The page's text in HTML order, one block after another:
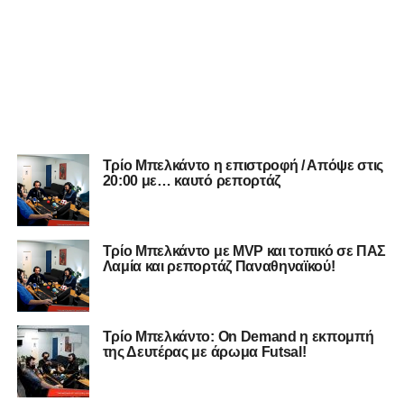
Τρίο Μπελκάντο η επιστροφή / Απόψε στις
20:00 με… καυτό ρεπορτάζ
Τρίο Μπελκάντο με MVP και τοπικό σε ΠΑΣ
Λαμία και ρεπορτάζ Παναθηναϊκού!
Τρίο Μπελκάντο: On Demand η εκπομπή
της Δευτέρας με άρωμα Futsal!